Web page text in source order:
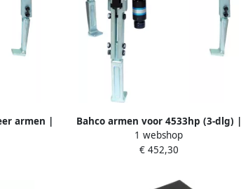
armen |
Bahco armen voor 4533hp (3-dlg) |
4533HPK
1 webshop
€ 452,30